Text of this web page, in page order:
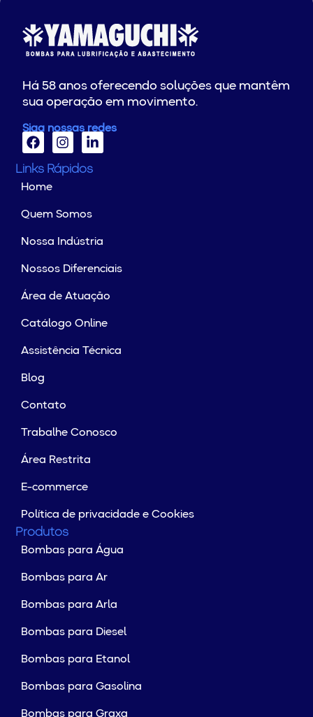
Há 58 anos oferecendo soluções que mantêm
sua operação em movimento.
Siga nossas redes
Links Rápidos
Home
Quem Somos
Nossa Indústria
Nossos Diferenciais
Área de Atuação
Catálogo Online
Assistência Técnica
Blog
Contato
Trabalhe Conosco
Área Restrita
E-commerce
Política de privacidade e Cookies
Produtos
Bombas para Água
Bombas para Ar
Bombas para Arla
Bombas para Diesel
Bombas para Etanol
Bombas para Gasolina
Bombas para Graxa